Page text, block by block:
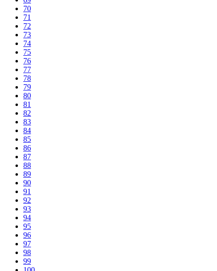
70
71
72
73
74
75
76
77
78
79
80
81
82
83
84
85
86
87
88
89
90
91
92
93
94
95
96
97
98
99